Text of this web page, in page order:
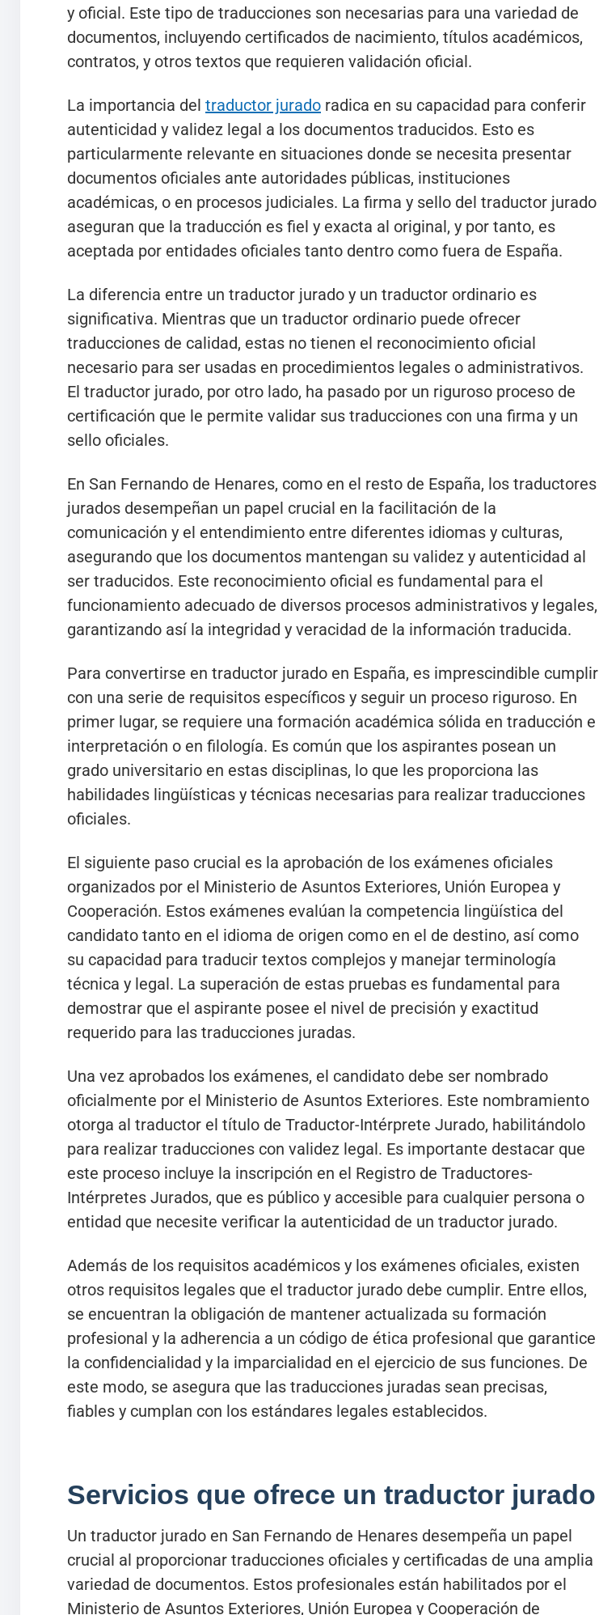
y oficial. Este tipo de traducciones son necesarias para una variedad de
documentos, incluyendo certificados de nacimiento, títulos académicos,
contratos, y otros textos que requieren validación oficial.
La importancia del traductor jurado radica en su capacidad para conferir
autenticidad y validez legal a los documentos traducidos. Esto es
particularmente relevante en situaciones donde se necesita presentar
documentos oficiales ante autoridades públicas, instituciones
académicas, o en procesos judiciales. La firma y sello del traductor jurado
aseguran que la traducción es fiel y exacta al original, y por tanto, es
aceptada por entidades oficiales tanto dentro como fuera de España.
La diferencia entre un traductor jurado y un traductor ordinario es
significativa. Mientras que un traductor ordinario puede ofrecer
traducciones de calidad, estas no tienen el reconocimiento oficial
necesario para ser usadas en procedimientos legales o administrativos.
El traductor jurado, por otro lado, ha pasado por un riguroso proceso de
certificación que le permite validar sus traducciones con una firma y un
sello oficiales.
En San Fernando de Henares, como en el resto de España, los traductores
jurados desempeñan un papel crucial en la facilitación de la
comunicación y el entendimiento entre diferentes idiomas y culturas,
asegurando que los documentos mantengan su validez y autenticidad al
ser traducidos. Este reconocimiento oficial es fundamental para el
funcionamiento adecuado de diversos procesos administrativos y legales,
garantizando así la integridad y veracidad de la información traducida.
Para convertirse en traductor jurado en España, es imprescindible cumplir
con una serie de requisitos específicos y seguir un proceso riguroso. En
primer lugar, se requiere una formación académica sólida en traducción e
interpretación o en filología. Es común que los aspirantes posean un
grado universitario en estas disciplinas, lo que les proporciona las
habilidades lingüísticas y técnicas necesarias para realizar traducciones
oficiales.
El siguiente paso crucial es la aprobación de los exámenes oficiales
organizados por el Ministerio de Asuntos Exteriores, Unión Europea y
Cooperación. Estos exámenes evalúan la competencia lingüística del
candidato tanto en el idioma de origen como en el de destino, así como
su capacidad para traducir textos complejos y manejar terminología
técnica y legal. La superación de estas pruebas es fundamental para
demostrar que el aspirante posee el nivel de precisión y exactitud
requerido para las traducciones juradas.
Una vez aprobados los exámenes, el candidato debe ser nombrado
oficialmente por el Ministerio de Asuntos Exteriores. Este nombramiento
otorga al traductor el título de Traductor-Intérprete Jurado, habilitándolo
para realizar traducciones con validez legal. Es importante destacar que
este proceso incluye la inscripción en el Registro de Traductores-
Intérpretes Jurados, que es público y accesible para cualquier persona o
entidad que necesite verificar la autenticidad de un traductor jurado.
Además de los requisitos académicos y los exámenes oficiales, existen
otros requisitos legales que el traductor jurado debe cumplir. Entre ellos,
se encuentran la obligación de mantener actualizada su formación
profesional y la adherencia a un código de ética profesional que garantice
la confidencialidad y la imparcialidad en el ejercicio de sus funciones. De
este modo, se asegura que las traducciones juradas sean precisas,
fiables y cumplan con los estándares legales establecidos.
Servicios que ofrece un traductor jurado
Un traductor jurado en San Fernando de Henares desempeña un papel
crucial al proporcionar traducciones oficiales y certificadas de una amplia
variedad de documentos. Estos profesionales están habilitados por el
Ministerio de Asuntos Exteriores, Unión Europea y Cooperación de